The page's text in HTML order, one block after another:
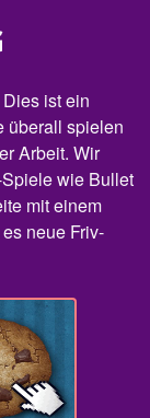
ist ein
überall spielen
Arbeit. Wir
wie Bullet
mit einem
neue Friv-